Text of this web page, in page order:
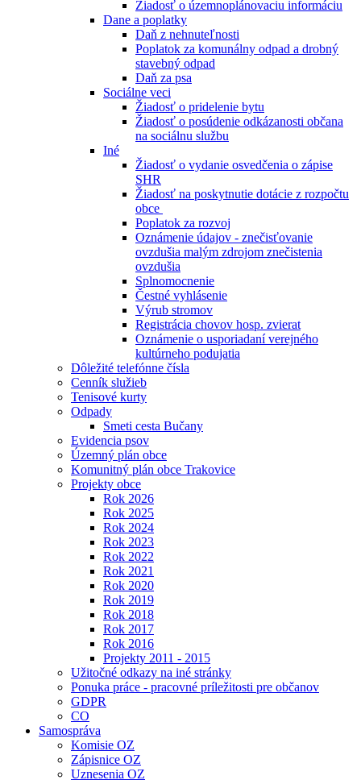
Žiadosť o územnoplánovaciu informáciu
Dane a poplatky
Daň z nehnuteľnosti
Poplatok za komunálny odpad a drobný
stavebný odpad
Daň za psa
Sociálne veci
Žiadosť o pridelenie bytu
Žiadosť o posúdenie odkázanosti občana
na sociálnu službu
Iné
Žiadosť o vydanie osvedčenia o zápise
SHR
Žiadosť na poskytnutie dotácie z rozpočtu
obce
Poplatok za rozvoj
Oznámenie údajov - znečisťovanie
ovzdušia malým zdrojom znečistenia
ovzdušia
Splnomocnenie
Čestné vyhlásenie
Výrub stromov
Registrácia chovov hosp. zvierat
Oznámenie o usporiadaní verejného
kultúrneho podujatia
Dôležité telefónne čísla
Cenník služieb
Tenisové kurty
Odpady
Smeti cesta Bučany
Evidencia psov
Územný plán obce
Komunitný plán obce Trakovice
Projekty obce
Rok 2026
Rok 2025
Rok 2024
Rok 2023
Rok 2022
Rok 2021
Rok 2020
Rok 2019
Rok 2018
Rok 2017
Rok 2016
Projekty 2011 - 2015
Užitočné odkazy na iné stránky
Ponuka práce - pracovné príležitosti pre občanov
GDPR
CO
Samospráva
Komisie OZ
Zápisnice OZ
Uznesenia OZ